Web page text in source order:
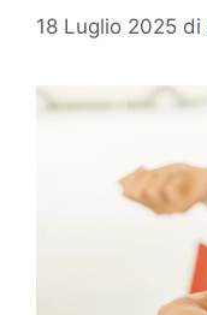
18 Luglio 2025 di